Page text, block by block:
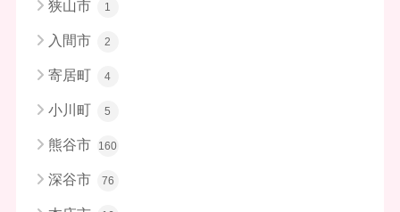
狭山市 1
入間市 2
寄居町 4
小川町 5
熊谷市 160
深谷市 76